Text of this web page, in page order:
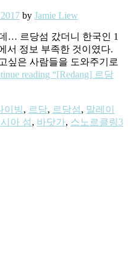
by Jamie Liew
… 르당섬 갔더니 한국인 1
서 정보 부족한 것이였다.
싶은 사람들을 도와주기로
reading “[Redang] 르당
이빙, 르당, 르당섬 , 말레이
아 섬 , 바닷가, 스노르클링3